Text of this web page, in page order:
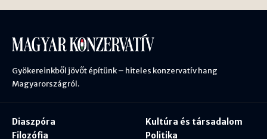
Gyökereinkből jövőt építünk – hiteles konzervatív hang
Magyarországról.
Diaszpóra
Filozófia
Kultúra és társadalom
Politika